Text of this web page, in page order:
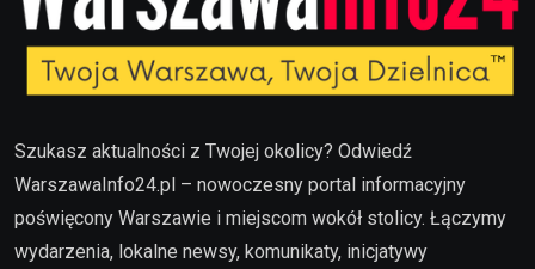
Szukasz aktualności z Twojej okolicy? Odwiedź
WarszawaInfo24.pl – nowoczesny portal informacyjny
poświęcony Warszawie i miejscom wokół stolicy. Łączymy
wydarzenia, lokalne newsy, komunikaty, inicjatywy